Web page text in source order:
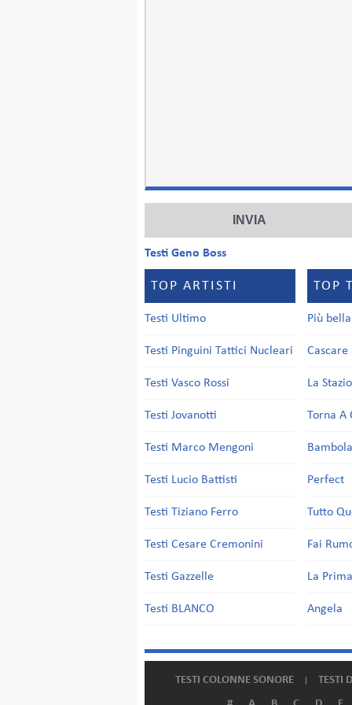
Testi Geno Boss
TOP ARTISTI
Testi Ultimo
Testi Pinguini Tattici Nucleari
Testi Vasco Rossi
Testi Jovanotti
Testi Marco Mengoni
Testi Lucio Battisti
Testi Tiziano Ferro
Testi Cesare Cremonini
Testi Gazzelle
Testi BLANCO
TOP
Più
Cascare
La
Torna A
Bambola
Perfect
Tutto
Fai
La
Angela
TESTI COLONNE SONORE TESTI